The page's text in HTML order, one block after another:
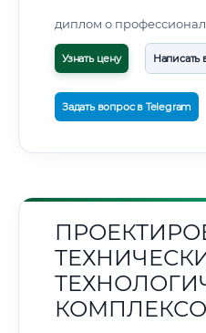
диплом о
Узнать цену Написать
Задать вопрос в Telegram